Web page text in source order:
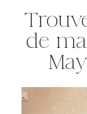
de